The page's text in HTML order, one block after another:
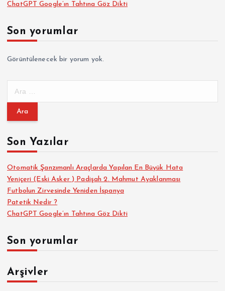
ChatGPT Google’ın Tahtına Göz Dikti
Son yorumlar
Görüntülenecek bir yorum yok.
m
:Son Yazılar
Otomatik Şanzımanlı Araçlarda Yapılan En Büyük Hata
Yeniçeri (Eski Asker ) Padişah 2. Mahmut Ayaklanması
Futbolun Zirvesinde Yeniden İspanya
Patetik Nedir ?
ChatGPT Google’ın Tahtına Göz Dikti
Son yorumlar
Arşivler